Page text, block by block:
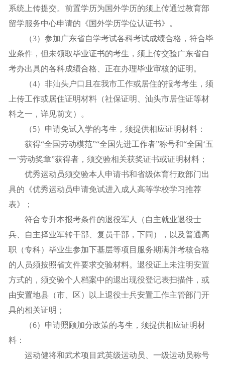
系统上传提交。前置学历为国外学历的须上传通过教育部
留学服务中心申请的《国外学历学位认证书》。
（3）参加广东省自学考试各科考试成绩合格，符合毕
业条件，但未领取毕业证书的考生，须上传交验广东省自
考办出具的各科成绩合格、正在办理毕业审核的证明。
（4）非汕头户口且在我市工作或居住的报考考生，须
上传工作或居住证明材料（社保证明、汕头市居住证等材
料之一，详见前文）。
（5）申请免试入学的考生，须提供相应证明材料：
获得“全国劳动模范”“全国先进工作者”称号和“全国‘五
一’劳动奖章”获得者，须交验相关获奖证书或证明材料；
优秀运动员须交验本人申请书和省级体育行政部门出
具的《优秀运动员申请免试进入成人高等学校学习推荐
表》；
符合专升本报考条件的退役军人（自主就业退役士
兵、自主择业军转干部、复员干部，下同），以及普通高
职（专科）毕业生参加下基层等项目服务期满并考核合格
的人员须按照省文件要求交验材料。退役证上未注明安置
方式的，须交验个人档案中的退出现役登记表扫描件，或
由安置地县（市、区）以上退役士兵安置工作主管部门开
具的相关证明；
（6）申请照顾加分政策的考生，须提供相应证明材
料：
运动健将和武术项目武英级运动员、一级运动员称号